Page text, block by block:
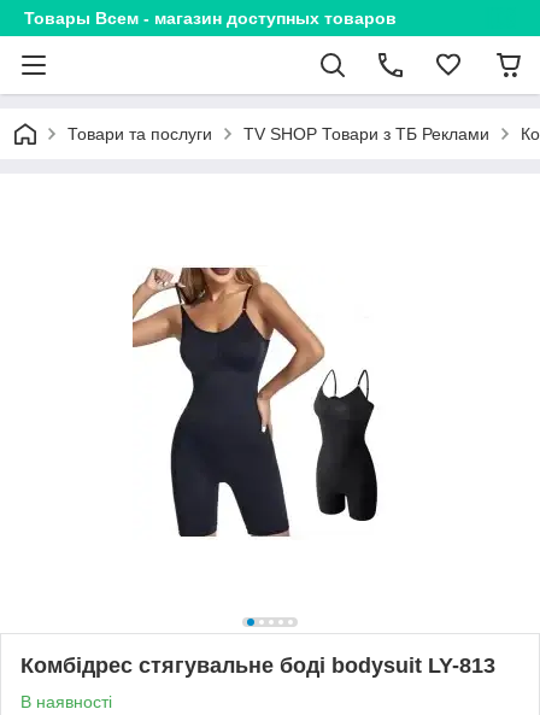
Товары Всем - магазин доступных товаров
Товари та послуги TV SHOP Товари з ТБ Реклами
Комбідрес стягувальне боді bodysuit LY-813
В наявності